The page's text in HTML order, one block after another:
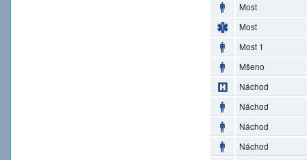
Most
Most
Most 1
Mšeno
Náchod
Náchod
Náchod
Náchod